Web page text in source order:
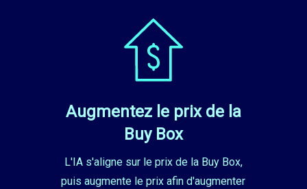
Augmentez le prix de la
Buy Box
L'IA s'aligne sur le prix de la Buy Box,
puis augmente le prix afin d'augmenter